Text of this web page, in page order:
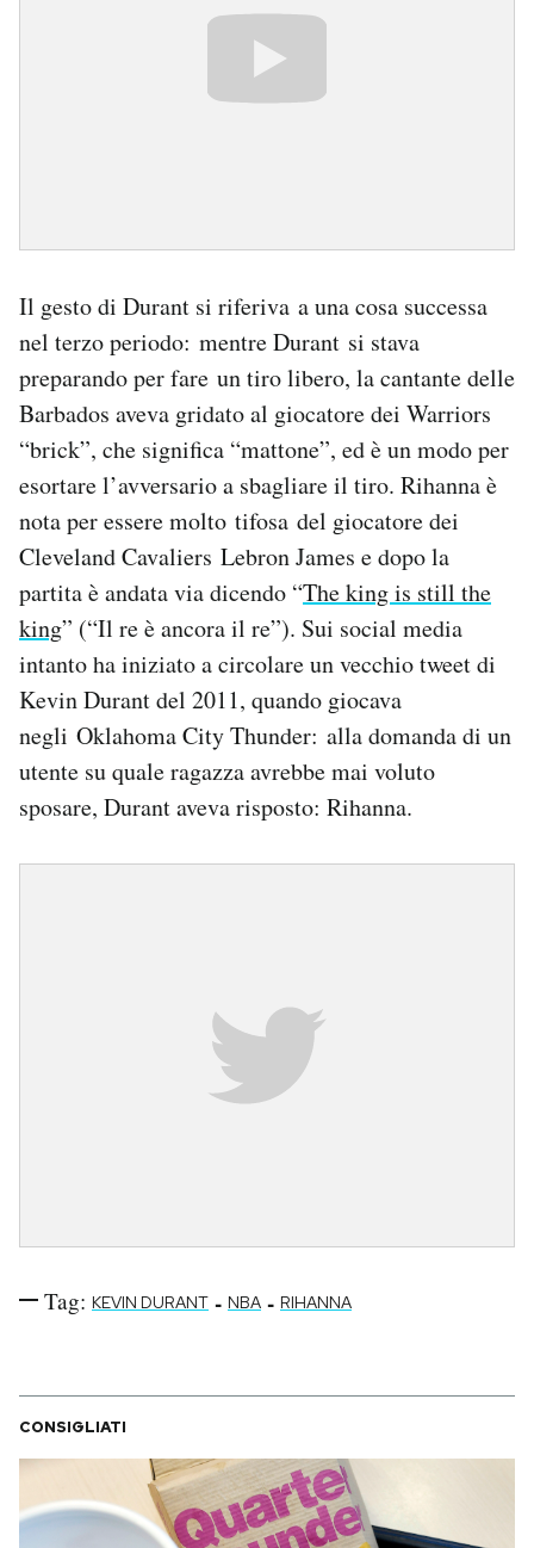
Il gesto di Durant si riferiva a una cosa successa
nel terzo periodo: mentre Durant si stava
preparando per fare un tiro libero, la cantante delle
Barbados aveva gridato al giocatore dei Warriors
“brick”, che significa “mattone”, ed è un modo per
esortare l’avversario a sbagliare il tiro. Rihanna è
nota per essere molto tifosa del giocatore dei
Cleveland Cavaliers Lebron James e dopo la
partita è andata via dicendo “The king is still the
king” (“Il re è ancora il re”). Sui social media
intanto ha iniziato a circolare un vecchio tweet di
Kevin Durant del 2011, quando giocava
negli Oklahoma City Thunder: alla domanda di un
utente su quale ragazza avrebbe mai voluto
sposare, Durant aveva risposto: Rihanna.
Tag: KEVIN DURANT - NBA - RIHANNA
CONSIGLIATI